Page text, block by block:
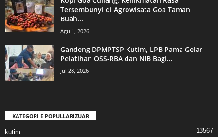
Tersembunyi di Agrowisata Goa Taman
Buah...
Agu 1, 2026
Gandeng DPMPTSP Kutim, LPB Pama Gelar
Pelatihan OSS-RBA dan NIB Bagi...
Jul 28, 2026
KATEGORI E POPULLARIZUAR
kutim 13567